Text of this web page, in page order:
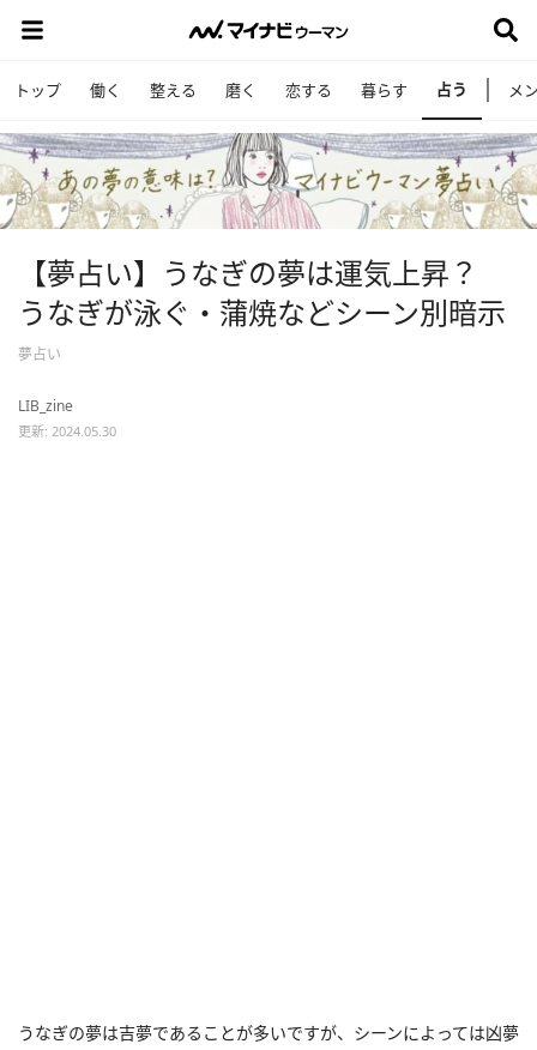
トップ 働く 整える 磨く 恋する 暮らす 占う メ
【夢占い】うなぎの夢は運気上昇？
うなぎが泳ぐ・蒲焼などシーン別暗示
夢占い
LIB_zine
更新: 2024.05.30
うなぎの夢は吉夢であることが多いですが、シーンによっては凶夢